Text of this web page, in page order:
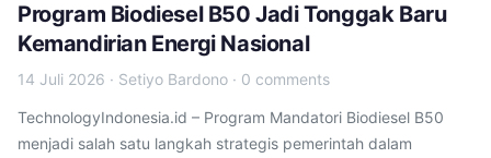
Program Biodiesel B50 Jadi Tonggak Baru
Kemandirian Energi Nasional
14 Juli 2026 · Setiyo Bardono · 0 comments
TechnologyIndonesia.id – Program Mandatori Biodiesel B50
menjadi salah satu langkah strategis pemerintah dalam